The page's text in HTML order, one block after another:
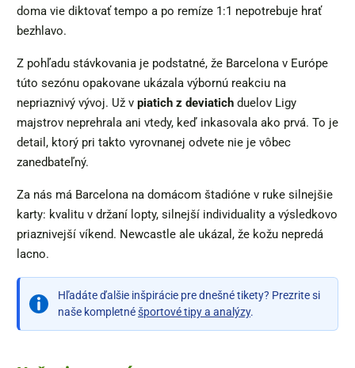
doma vie diktovať tempo a po remíze 1:1 nepotrebuje hrať
bezhlavo.
Z pohľadu stávkovania je podstatné, že Barcelona v Európe
túto sezónu opakovane ukázala výbornú reakciu na
nepriaznivý vývoj. Už v piatich z deviatich duelov Ligy
majstrov neprehrala ani vtedy, keď inkasovala ako prvá. To je
detail, ktorý pri takto vyrovnanej odvete nie je vôbec
zanedbateľný.
Za nás má Barcelona na domácom štadióne v ruke silnejšie
karty: kvalitu v držaní lopty, silnejší individuality a výsledkovo
priaznivejší víkend. Newcastle ale ukázal, že kožu nepredá
lacno.
Hľadáte ďalšie inšpirácie pre dnešné tikety? Prezrite si
naše kompletnéšportové tipy a analýzy.